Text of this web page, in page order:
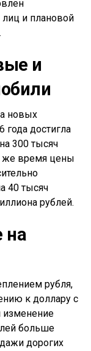
и плановой
и
новых
года достигла
300 тысяч
же время цены
40 тысяч
рублей.
на
рубля,
к доллару с
изменение
больше
дорогих